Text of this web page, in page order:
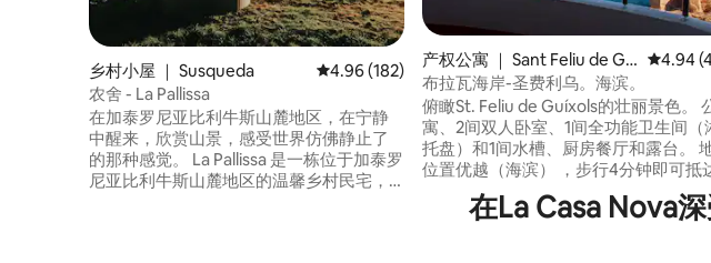
乡村小屋 ｜ Susqueda 平均评分 4.96 分（满分 5 分），共 182 条评价
4.96 (182)
农舍 - La Pallissa
在加泰罗尼亚比利牛斯山麓地区，在宁静
中醒来，欣赏山景，感受世界仿佛静止了
的那种感觉。 La Pallissa 是一栋位于加泰罗
尼亚比利牛斯山麓地区的温馨乡村民宅，
产权公寓 ｜ Sant Feliu de Guí
xols
平均评
4.94
布拉瓦海岸-圣费利乌。海滨。
俯瞰St. Feliu de Guíxols的壮丽景色。
寓、2间双人卧室、1间全功能卫生间（
托盘）和1间水槽、厨房餐厅和露台。
位置优越（海滨） ，步行4分钟即可抵
政厅。 Zona Club de Mar （ Passeig
Marítim President Irla, 35 ）。 HUTG-
在La Casa Nova